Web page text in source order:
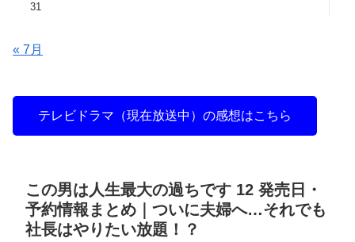
31
« 7月
テレビドラマ（現在放送中）の感想はこちら
この男は人生最大の過ちです 12 発売日・
予約情報まとめ｜ついに夫婦へ…それでも
社長はやりたい放題！？